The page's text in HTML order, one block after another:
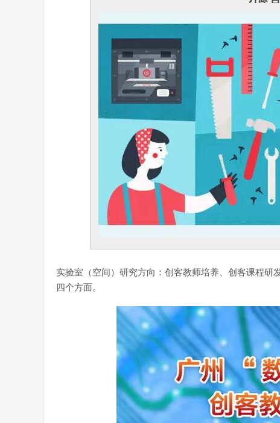
实验室（空间）研究方向：创客教师培养、创客课程研
四个方面。